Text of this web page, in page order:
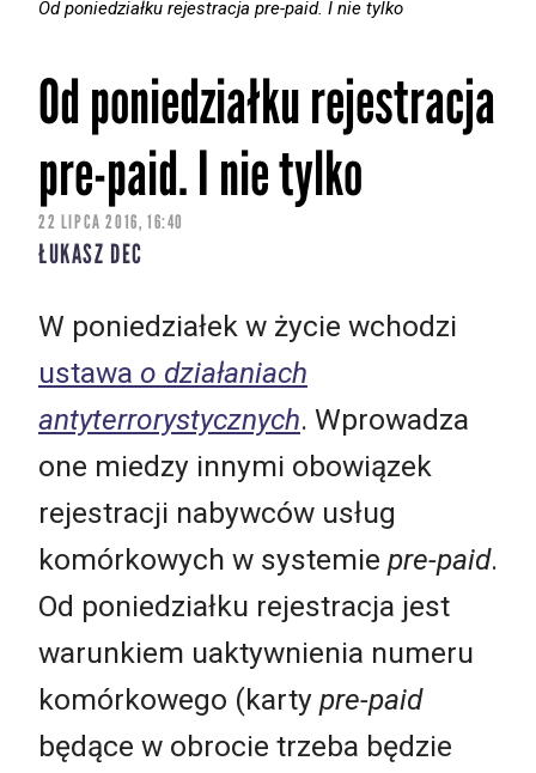
Od poniedziałku rejestracja pre-paid. I nie tylko
Od poniedziałku rejestracja
pre-paid. I nie tylko
22 LIPCA 2016, 16:40
ŁUKASZ DEC
W poniedziałek w życie wchodzi
ustawa o działaniach
antyterrorystycznych. Wprowadza
one miedzy innymi obowiązek
rejestracji nabywców usług
komórkowych w systemie pre-paid.
Od poniedziałku rejestracja jest
warunkiem uaktywnienia numeru
komórkowego (karty pre-paid
będące w obrocie trzeba będzie